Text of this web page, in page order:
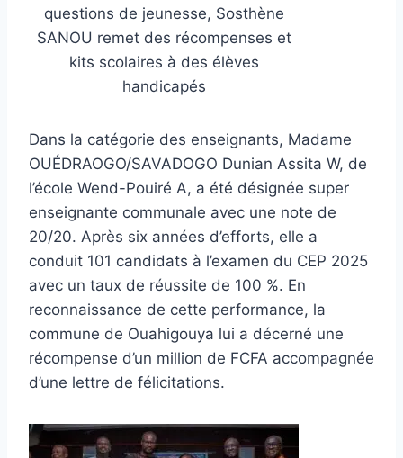
questions de jeunesse, Sosthène
SANOU remet des récompenses et
kits scolaires à des élèves
handicapés
Dans la catégorie des enseignants, Madame
OUÉDRAOGO/SAVADOGO Dunian Assita W, de
l’école Wend-Pouiré A, a été désignée super
enseignante communale avec une note de
20/20. Après six années d’efforts, elle a
conduit 101 candidats à l’examen du CEP 2025
avec un taux de réussite de 100 %. En
reconnaissance de cette performance, la
commune de Ouahigouya lui a décerné une
récompense d’un million de FCFA accompagnée
d’une lettre de félicitations.